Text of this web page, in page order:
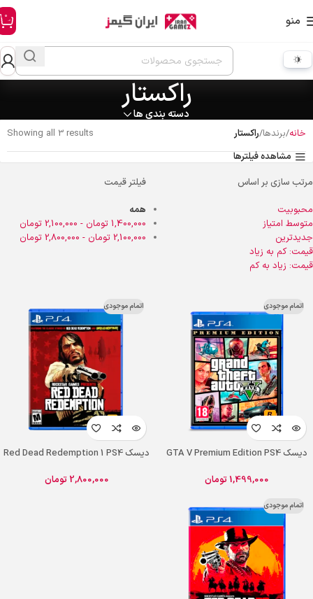
منو 0
راکستار
دسته بندی ها
خانه برندها راکستار
Showing all 3 results
مشاهده فیلترها
مرتب سازی بر اساس
محبوبیت
متوسط امتیاز
جدیدترین
قیمت: کم به زیاد
قیمت: زیاد به کم
فیلتر قیمت
همه
1,400,000 تومان -
2,100,000 تومان
2,100,000 تومان -
2,800,000 تومان
اتمام موجودی
دیسک GTA V Premium Edition PS4
1,499,000 تومان
اتمام موجودی
دیسک Red Dead Redemption 1 PS4
2,800,000 تومان
اتمام موجودی